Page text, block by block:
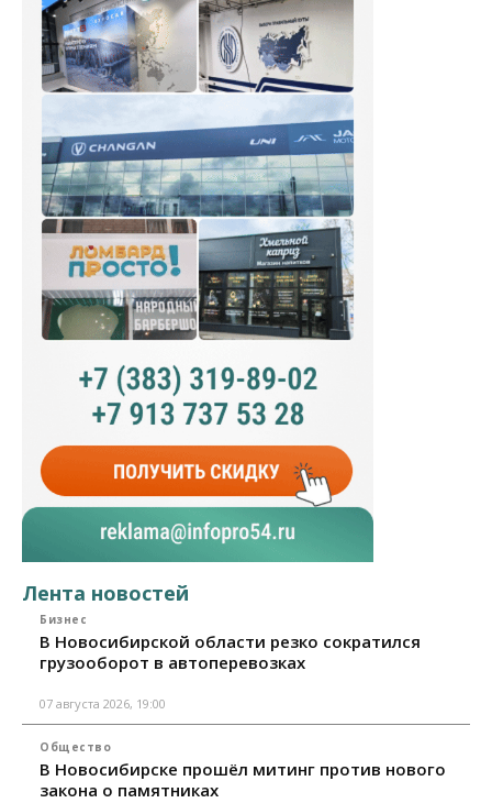
Лента новостей
Бизнес
В Новосибирской области резко сократился
грузооборот в автоперевозках
07 августа 2026, 19:00
Общество
В Новосибирске прошёл митинг против нового
закона о памятниках